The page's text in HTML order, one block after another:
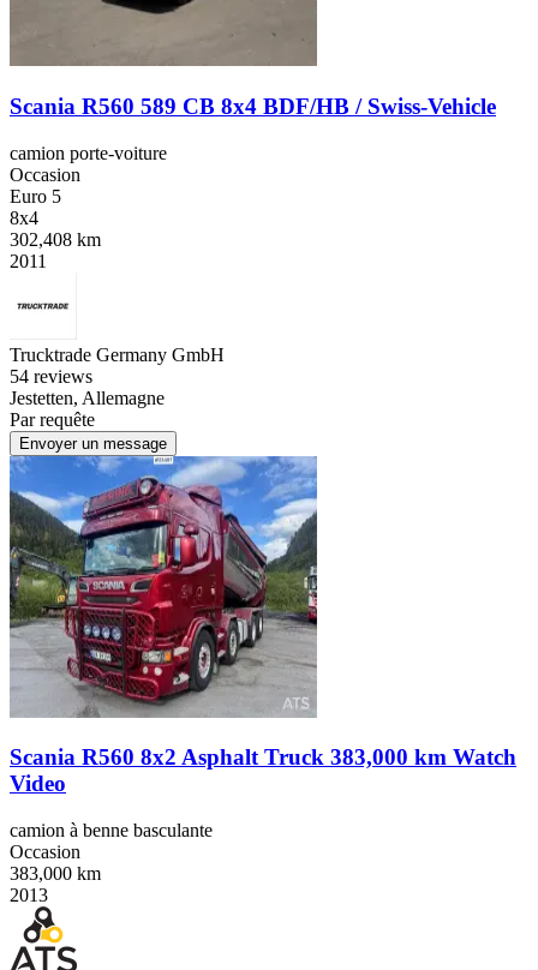
Scania R560 589 CB 8x4 BDF/HB / Swiss-Vehicle
camion porte-voiture
Occasion
Euro 5
8x4
302,408 km
2011
Trucktrade Germany GmbH
54 reviews
Jestetten, Allemagne
Par requête
Envoyer un message
Scania R560 8x2 Asphalt Truck 383,000 km Watch
Video
camion à benne basculante
Occasion
383,000 km
2013